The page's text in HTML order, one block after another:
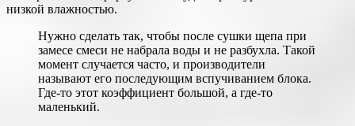
низкой влажностью.
Нужно сделать так, чтобы после сушки щепа при
замесе смеси не набрала воды и не разбухла. Такой
момент случается часто, и производители
называют его последующим вспучиванием блока.
Где-то этот коэффициент большой, а где-то
маленький.